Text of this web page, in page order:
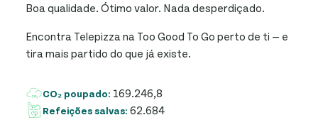
Boa qualidade. Ótimo valor. Nada desperdiçado.
Encontra Telepizza na Too Good To Go perto de ti — e
tira mais partido do que já existe.
CO₂ poupado: 169.246,8
Refeições salvas: 62.684